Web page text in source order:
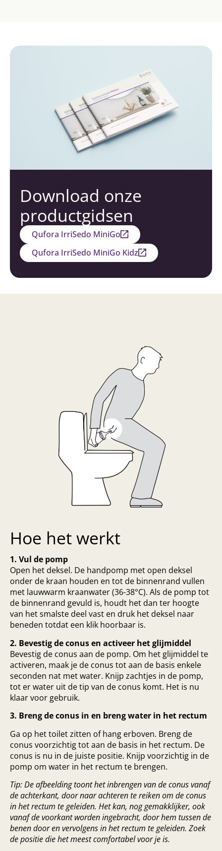
Download onze
productgidsen
Qufora IrriSedo MiniGo
Qufora IrriSedo MiniGo Kidz
Hoe het werkt
1. Vul de pomp
Open het deksel. De handpomp met open deksel
onder de kraan houden en tot de binnenrand vullen
met lauwwarm kraanwater (36-38°C). Als de pomp tot
de binnenrand gevuld is, houdt het dan ter hoogte
van het smalste deel vast en druk het deksel naar
beneden totdat een klik hoorbaar is.
2. Bevestig de conus en activeer het glijmiddel
Bevestig de conus aan de pomp. Om het glijmiddel te
activeren, maak je de conus tot aan de basis enkele
seconden nat met water. Knijp zachtjes in de pomp,
tot er water uit de tip van de conus komt. Het is nu
klaar voor gebruik.
3. Breng de conus in en breng water in het rectum
Ga op het toilet zitten of hang erboven. Breng de
conus voorzichtig tot aan de basis in het rectum. De
conus is nu in de juiste positie. Knijp voorzichtig in de
pomp om water in het rectum te brengen.
Tip: De afbeelding toont het inbrengen van de conus vanaf
de achterkant, door naar achteren te reiken om de conus
in het rectum te geleiden. Het kan, nog gemakklijker, ook
vanaf de voorkant worden ingebracht, door hem tussen de
benen door en vervolgens in het rectum te geleiden. Zoek
de positie die het meest comfortabel voor je is.